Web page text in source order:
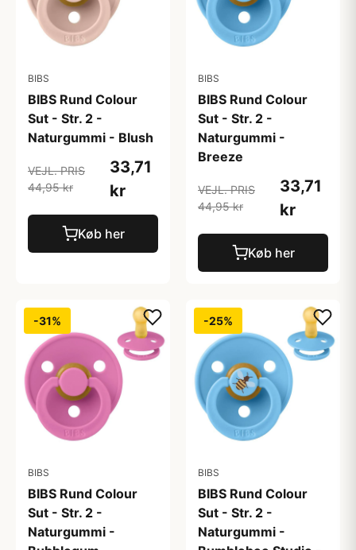
BIBS
BIBS Rund Colour
Sut - Str. 2 -
Naturgummi - Blush
VEJL. PRIS
44,95 kr
33,71
kr
Køb her
BIBS
BIBS Rund Colour
Sut - Str. 2 -
Naturgummi -
Breeze
VEJL. PRIS
44,95 kr
33,71
kr
Køb her
-31%
BIBS
BIBS Rund Colour
Sut - Str. 2 -
Naturgummi -
-25%
BIBS
BIBS Rund Colour
Sut - Str. 2 -
Naturgummi -